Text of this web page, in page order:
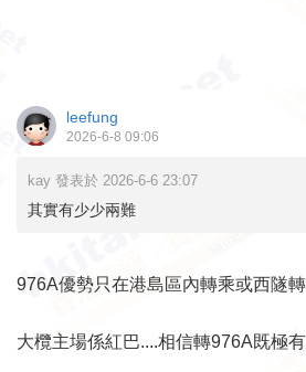
leefung
2026-6-8 09:06
kay 發表於 2026-6-6 23:07
其實有少少兩難
976A優勢只在港島區內轉乘或西隧
大欖主場係紅巴....相信轉976A既極